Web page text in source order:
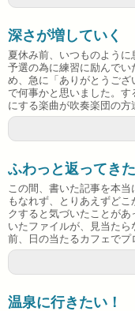
深さが増していく
夏休み前、いつものよう
予選の為に練習に励んで
め、急に「ありがとうご
で何事かと思いました。
にする楽曲が吹奏楽団の
ふわっと返ってきた
この間、書いた記事を本
もなれず、とりあえずど
クすると気づいたことが
いたファイルが、見当た
前、日の当たるカフェで
温泉に行きたい！